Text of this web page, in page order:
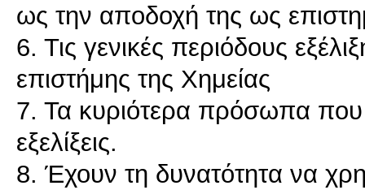
ως την αποδοχή της ως
6. Τις γενικές περιόδους
επιστήμης της Χημείας
7. Τα κυριότερα πρόσωπα που
εξελίξεις.
8. Έχουν τη δυνατότητα να